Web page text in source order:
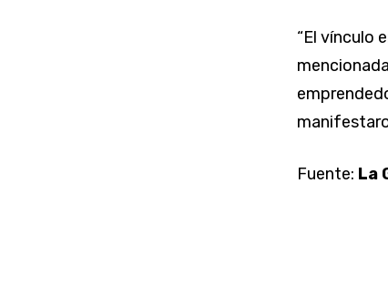
“El vínculo
Fuente: La